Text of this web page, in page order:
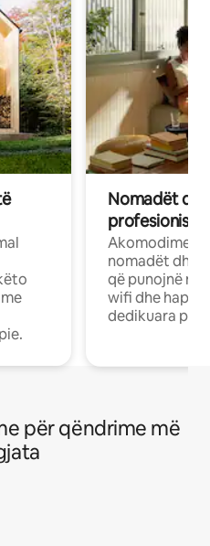
Nomadët
Akomodime
nomadët dhe
që punojnë në
wifi dhe
dedikuara
për qëndrime më